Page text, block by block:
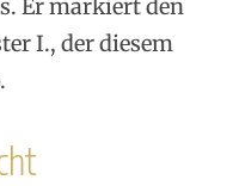
Er markiert den
I., der diesem